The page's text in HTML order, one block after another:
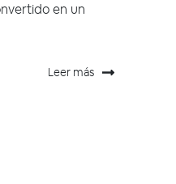
en un
Leer más